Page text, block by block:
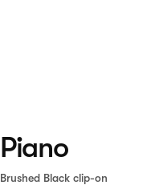
Piano
Brushed Black clip-on